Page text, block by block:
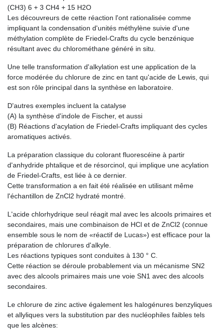
(CH3) 6 + 3 CH4 + 15 H2O
Les découvreurs de cette réaction l'ont rationalisée comme
impliquant la condensation d'unités méthylène suivie d'une
méthylation complète de Friedel-Crafts du cycle benzénique
résultant avec du chlorométhane généré in situ.
Une telle transformation d'alkylation est une application de la
force modérée du chlorure de zinc en tant qu'acide de Lewis, qui
est son rôle principal dans la synthèse en laboratoire.
D'autres exemples incluent la catalyse
(A) la synthèse d'indole de Fischer, et aussi
(B) Réactions d'acylation de Friedel-Crafts impliquant des cycles
aromatiques activés.
La préparation classique du colorant fluorescéine à partir
d'anhydride phtalique et de résorcinol, qui implique une acylation
de Friedel-Crafts, est liée à ce dernier.
Cette transformation a en fait été réalisée en utilisant même
l'échantillon de ZnCl2 hydraté montré.
L'acide chlorhydrique seul réagit mal avec les alcools primaires et
secondaires, mais une combinaison de HCl et de ZnCl2 (connue
ensemble sous le nom de «réactif de Lucas») est efficace pour la
préparation de chlorures d'alkyle.
Les réactions typiques sont conduites à 130 ° C.
Cette réaction se déroule probablement via un mécanisme SN2
avec des alcools primaires mais une voie SN1 avec des alcools
secondaires.
Le chlorure de zinc active également les halogénures benzyliques
et allyliques vers la substitution par des nucléophiles faibles tels
que les alcènes: